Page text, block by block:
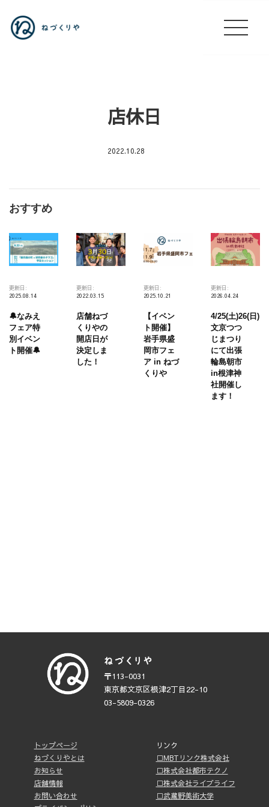
店休日
2022.10.28
休
日
おすすめ
更新日:
2025.08.14
🔔なみえ
フェア特
別イベン
ト開催🔔
更新日:
2022.03.15
店舗ねづ
くりやの
開店日が
決定しま
した！
更新日:
2025.10.21
【イベン
ト開催】
岩手県盛
岡市フェ
ア in ねづ
くりや
更新日:
2026.04.24
4/25(土)26(日)
文京つつ
じまつり
にて出張
輪島朝市
in根津神
社開催し
ます！
〒113-0031
東京都文京区根津2丁目22-10
03-5809-0326
トップページ
ねづくりやとは
お知らせ
店舗情報
お問い合わせ
リンク
□MBTリンク株式会社
□株式会社都市テクノ
□株式会社ライブライフ
□武蔵野美術大学